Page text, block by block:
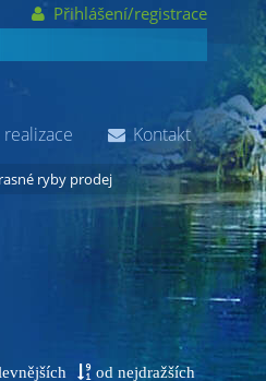
ryby prodej
od nejdražších
realizace Kontakt
Přihlášení/registrace